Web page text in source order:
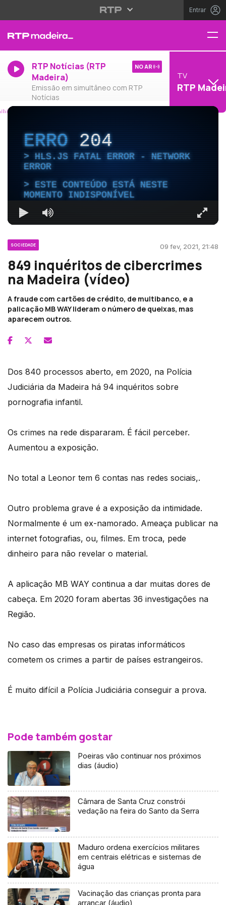
Entrar
RTP Notícias (RTP
Madeira)
Emissão em simultâneo com RTP
Notícias
NO AR
TV
RTP
ERRO204
HLS.JS FATAL ERROR - NETWORK
ERROR
ESTE CONTEÚDO ESTÁ NESTE
MOMENTO INDISPONÍVEL
SOCIEDADE 09 fev, 2021, 21:48
849 inquéritos de cibercrimes
na Madeira (vídeo)
A fraude com cartões de crédito, de multibanco, e a
palicação MB WAY lideram o número de queixas, mas
aparecem outros.
Dos 840 processos aberto, em 2020, na Polícia
Judiciária da Madeira há 94 inquéritos sobre
pornografia infantil.
Os crimes na rede dispararam. É fácil perceber.
Aumentou a exposição.
No total a Leonor tem 6 contas nas redes sociais,.
Outro problema grave é a exposição da intimidade.
Normalmente é um ex-namorado. Ameaça publicar na
internet fotografias, ou, filmes. Em troca, pede
dinheiro para não revelar o material.
A aplicação MB WAY continua a dar muitas dores de
cabeça. Em 2020 foram abertas 36 investigações na
Região.
No caso das empresas os piratas informáticos
cometem os crimes a partir de países estrangeiros.
É muito difícil a Polícia Judiciária conseguir a prova.
Pode também gostar
Poeiras vão continuar nos próximos
dias (áudio)
Câmara de Santa Cruz constrói
vedação na feira do Santo da Serra
Maduro ordena exercícios militares
em centrais elétricas e sistemas de
água
Vacinação das crianças pronta para
arrancar (áudio)